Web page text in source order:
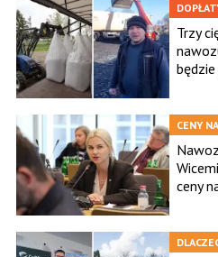
Trzy
CENY
ceny